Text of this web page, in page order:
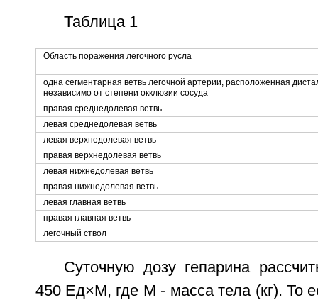
Таблица 1
Область поражения легочного русла
одна сегментарная ветвь легочной артерии, расположенная
независимо от степени окклюзии сосуда
правая среднедолевая ветвь
левая среднедолевая ветвь
левая верхнедолевая ветвь
правая верхнедолевая ветвь
левая нижнедолевая ветвь
правая нижнедолевая ветвь
левая главная ветвь
правая главная ветвь
легочный ствол
Суточную дозу гепарина
450 Ед×М, где М - масса тела (кг). То